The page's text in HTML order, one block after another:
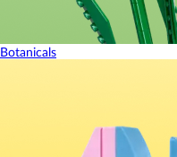
Botanicals